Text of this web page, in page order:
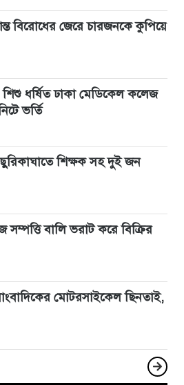
বিরোধের জেরে চারজনকে কুপিয়ে
শিশু ধর্ষিত ঢাকা মেডিকেল কলেজ
ভর্তি
ছুরিকাঘাতে শিক্ষক সহ দুই জন
সম্পত্তি বালি ভরাট করে বিক্রির
মোটরসাইকেল ছিনতাই,